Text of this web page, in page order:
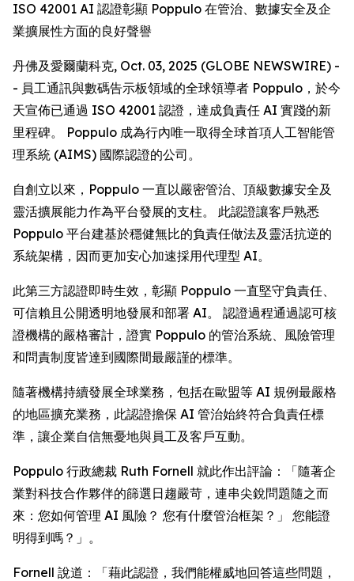
ISO 42001 AI 認證彰顯 Poppulo 在管治、數據安全及企
業擴展性方面的良好聲譽
丹佛及愛爾蘭科克, Oct. 03, 2025 (GLOBE NEWSWIRE) -
- 員工通訊與數碼告示板領域的全球領導者 Poppulo，於今
天宣佈已通過 ISO 42001 認證，達成負責任 AI 實踐的新
里程碑。 Poppulo 成為行內唯一取得全球首項人工智能管
理系統 (AIMS) 國際認證的公司。
自創立以來，Poppulo 一直以嚴密管治、頂級數據安全及
靈活擴展能力作為平台發展的支柱。 此認證讓客戶熟悉
Poppulo 平台建基於穩健無比的負責任做法及靈活抗逆的
系統架構，因而更加安心加速採用代理型 AI。
此第三方認證即時生效，彰顯 Poppulo 一直堅守負責任、
可信賴且公開透明地發展和部署 AI。 認證過程通過認可核
證機構的嚴格審計，證實 Poppulo 的管治系統、風險管理
和問責制度皆達到國際間最嚴謹的標準。
隨著機構持續發展全球業務，包括在歐盟等 AI 規例最嚴格
的地區擴充業務，此認證擔保 AI 管治始終符合負責任標
準，讓企業自信無憂地與員工及客戶互動。
Poppulo 行政總裁 Ruth Fornell 就此作出評論：「隨著企
業對科技合作夥伴的篩選日趨嚴苛，連串尖銳問題隨之而
來：您如何管理 AI 風險？ 您有什麼管治框架？」 您能證
明得到嗎？」。
Fornell 說道：「藉此認證，我們能權威地回答這些問題，